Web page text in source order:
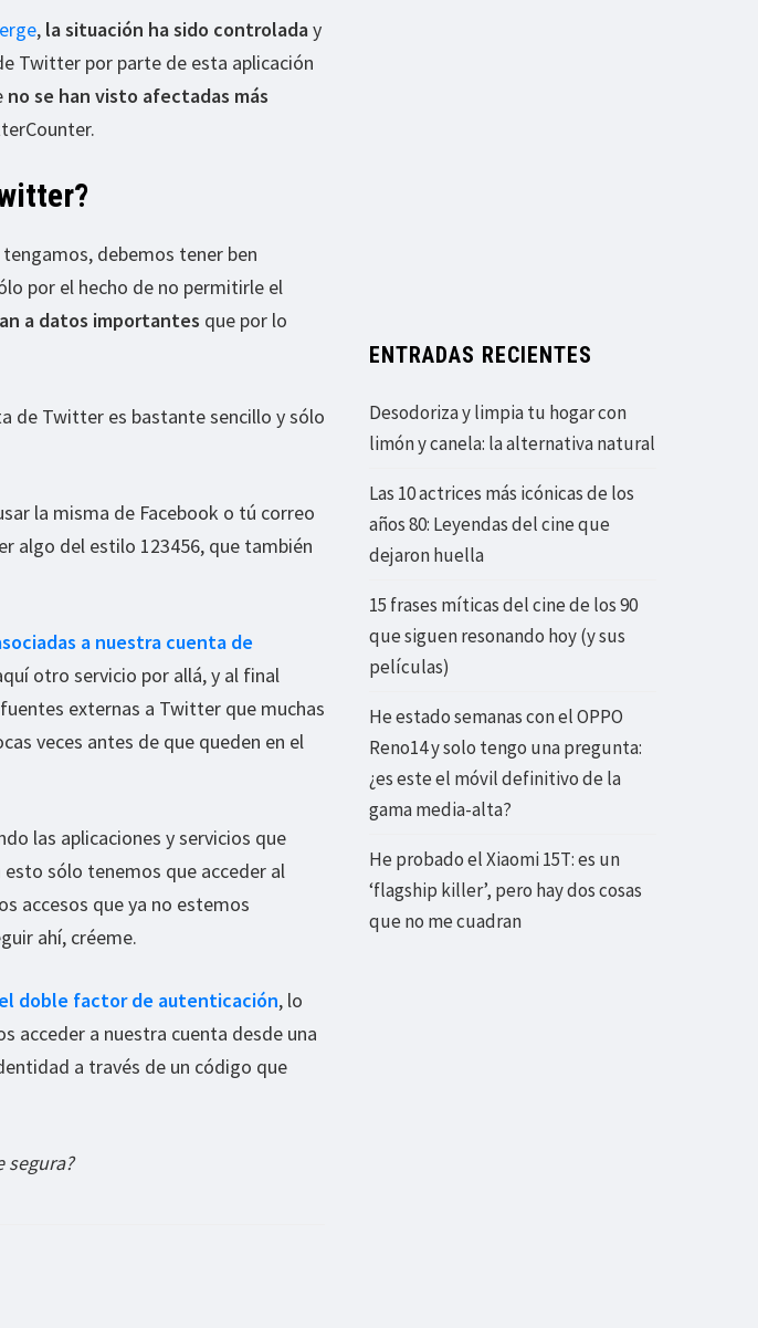
, la situación ha sido controladay
Twitter por parte de esta aplicación
no se han visto afectadas más
debemos tener ben
por el hecho de no permitirle el
a datos importantes que por lo
de Twitter es bastante sencillo y sólo
la misma de Facebook o tú correo
algo del estilo 123456, que también
a nuestra cuenta de
otro servicio por allá, y al final
externas a Twitter que muchas
veces antes de que queden en el
las aplicaciones y servicios que
sólo tenemos que acceder al
accesos que ya no estemos
ahí, créeme.
doble factor de autenticación, lo
acceder a nuestra cuenta desde una
a través de un código que
segura?
ENTRADAS RECIENTES
Desodoriza y limpia tu hogar con
limón y canela: la alternativa natural
Las 10 actrices más icónicas de los
años 80: Leyendas del cine que
dejaron huella
15 frases míticas del cine de los 90
que siguen resonando hoy (y sus
películas)
He estado semanas con el OPPO
Reno14 y solo tengo una pregunta:
¿es este el móvil definitivo de la
gama media-alta?
He probado el Xiaomi 15T: es un
‘flagship killer’, pero hay dos cosas
que no me cuadran